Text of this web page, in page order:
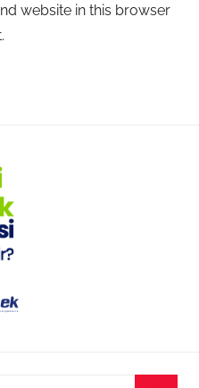
website in this browser